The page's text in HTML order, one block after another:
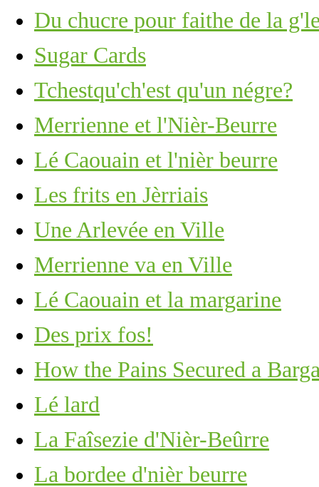
Du chucre pour faithe de la
Sugar Cards
Tchestqu'ch'est qu'un négre?
Merrienne et l'Nièr-Beurre
Lé Caouain et l'nièr beurre
Les frits en Jèrriais
Une Arlevée en Ville
Merrienne va en Ville
Lé Caouain et la margarine
Des prix fos!
How the Pains Secured a
Lé lard
La Faîsezie d'Nièr-Beûrre
La bordee d'nièr beurre